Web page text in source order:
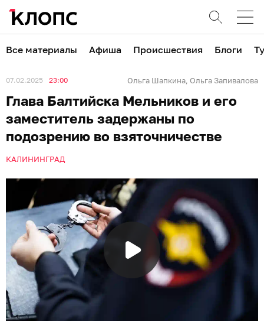
Все материалы Афиша Происшествия Блоги
07.02.2025 23:00 Ольга Шапкина, Ольга Запивалова
Глава Балтийска Мельников и его
заместитель задержаны по
подозрению во взяточничестве
КАЛИНИНГРАД